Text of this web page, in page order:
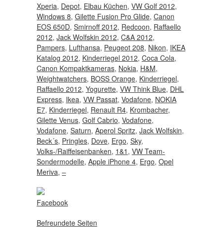
Xperia, Depot, Elbau Küchen, VW Golf 2012,
Windows 8, Gilette Fusion Pro Glide, Canon
EOS 650D, Smirnoff 2012, Redcoon, Raffaello
2012, Jack Wolfskin 2012, C&A 2012,
Pampers, Lufthansa, Peugeot 208, Nikon, IKEA
Katalog 2012, Kinderriegel 2012, Coca Cola,
Canon Kompaktkameras, Nokia, H&M,
Weightwatchers, BOSS Orange, Kinderriegel,
Raffaello 2012, Yogurette, VW Think Blue, DHL
Express, Ikea, VW Passat, Vodafone, NOKIA
E7, Kinderriegel, Renault R4, Krombacher,
Gilette Venus, Golf Cabrio, Vodafone,
Vodafone, Saturn, Aperol Spritz, Jack Wolfskin,
Beck´s, Pringles, Dove, Ergo, Sky,
Volks-/Raiffeisenbanken, 1&1 , VW Team-
Sondermodelle, Apple iPhone 4, Ergo, Opel
Meriva, –
Facebook
Befreundete Seiten